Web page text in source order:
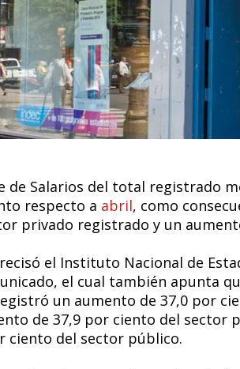
de Salarios del total registrado
respecto a abril, como
privado registrado y un
el Instituto Nacional de
el cual también apunta
un aumento de 37,0 por
de 37,9 por ciento del sector
ciento del sector público.